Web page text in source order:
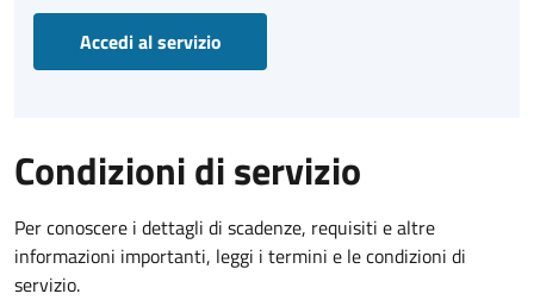
Accedi al servizio
Condizioni di servizio
Per conoscere i dettagli di scadenze, requisiti e altre
informazioni importanti, leggi i termini e le condizioni di
servizio.